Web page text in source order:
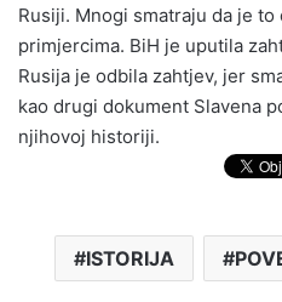
Rusiji. Mnogi smatraju da je
primjercima. BiH je uputila
Rusija je odbila zahtjev, jer
kao drugi dokument Slavena
njihovoj historiji.
ISTORIJA